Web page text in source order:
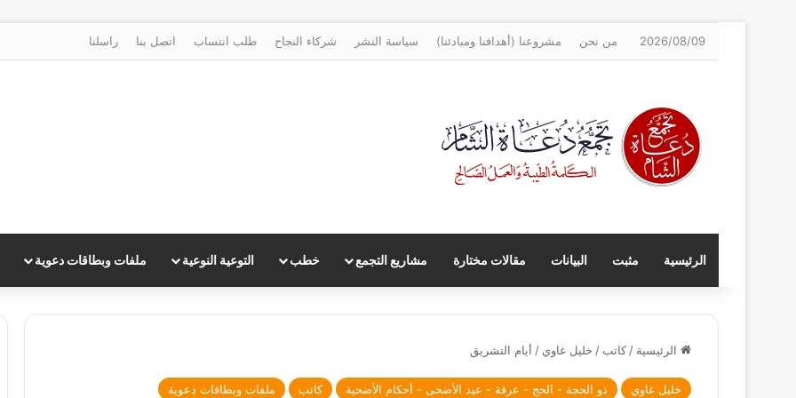
2026/08/09 من نحن مشروعنا (أهدافنا ومبادئنا) سياسة النشر شركاء النجاح طلب انتساب اتصل بنا راسلنا
الرئيسية مثبت البيانات مقالات مختارة مشاريع التجمع خطب التوعية النوعية ملفات وبطاقات دعوية
الرئيسية / كاتب / خليل غاوي / أيام التشريق
خليل غاوي ذو الحجة - الحج - عرفة - عيد الأضحى - أحكام الأضحية كاتب
ملفات وبطاقات دعوية